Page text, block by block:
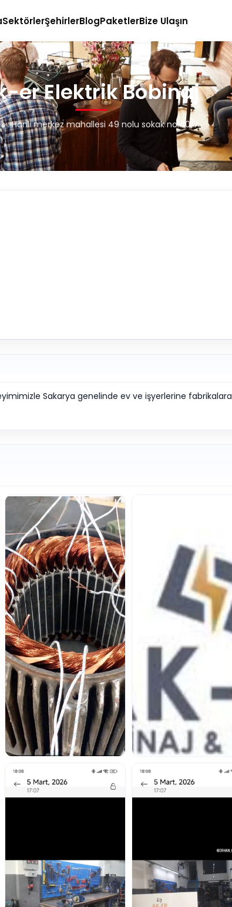
SektörlerŞehirlerBlogPaketlerBize Ulaşın
er Elektrik Bobinaj
: Hanlı merkez mahallesi 49 nolu sokak no:40/A
Sakarya genelinde ev ve işyerlerine fabrikalara